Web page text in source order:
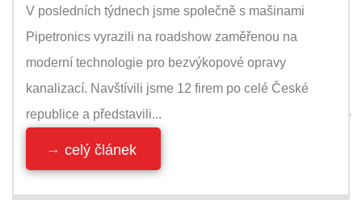
V posledních týdnech jsme společně s mašinami
Pipetronics vyrazili na roadshow zaměřenou na
moderní technologie pro bezvýkopové opravy
kanalizací. Navštívili jsme 12 firem po celé České
republice a představili...
celý článek